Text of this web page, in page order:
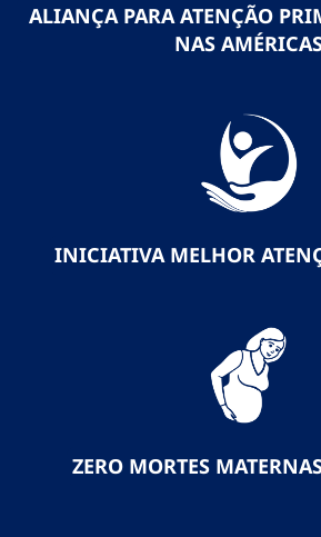
ALIANÇA PARA ATENÇÃO
NAS
INICIATIVA MELHOR
ZERO MORTES